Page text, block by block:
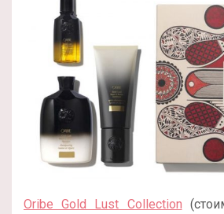
Oribe Gold Lust Collection